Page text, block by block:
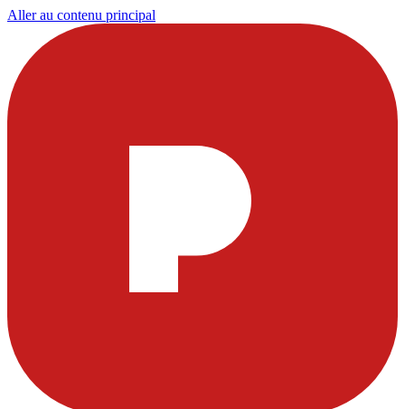
Aller au contenu principal